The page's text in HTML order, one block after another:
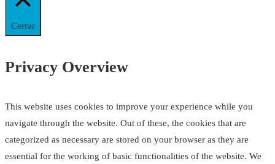
Cerrar
Privacy Overview
This website uses cookies to improve your experience while you
navigate through the website. Out of these, the cookies that are
categorized as necessary are stored on your browser as they are
essential for the working of basic functionalities of the website. We